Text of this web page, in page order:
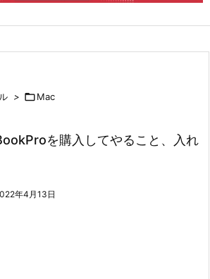

検索
> Mac
を購入してやること、入れ
年4月13日